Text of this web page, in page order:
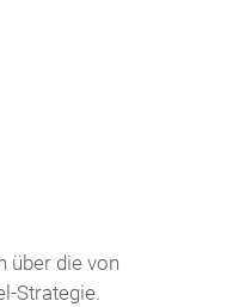
über die von
Strategie.